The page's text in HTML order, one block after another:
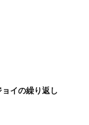
イの繰り返し